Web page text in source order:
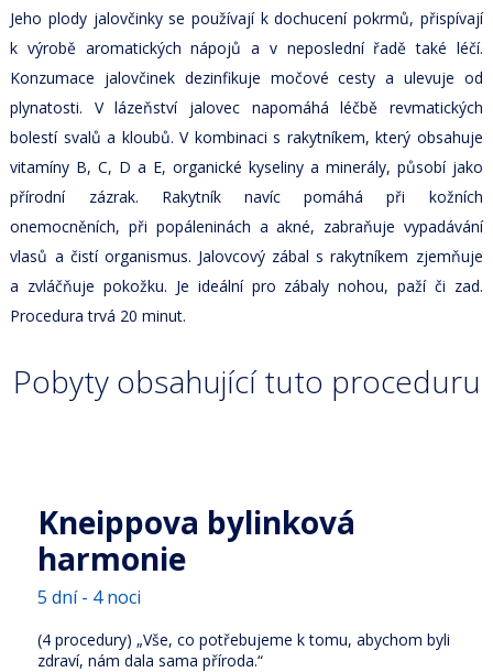
Jeho plody jalovčinky se používají k dochucení pokrmů, přispívají
k výrobě aromatických nápojů a v neposlední řadě také léčí.
Konzumace jalovčinek dezinfikuje močové cesty a ulevuje od
plynatosti. V lázeňství jalovec napomáhá léčbě revmatických
bolestí svalů a kloubů. V kombinaci s rakytníkem, který obsahuje
vitamíny B, C, D a E, organické kyseliny a minerály, působí jako
přírodní zázrak. Rakytník navíc pomáhá při kožních
onemocněních, při popáleninách a akné, zabraňuje vypadávání
vlasů a čistí organismus. Jalovcový zábal s rakytníkem zjemňuje
a zvláčňuje pokožku. Je ideální pro zábaly nohou, paží či zad.
Procedura trvá 20 minut.
Pobyty obsahující tuto proceduru
Kneippova bylinková
harmonie
5 dní - 4 noci
(4 procedury) „Vše, co potřebujeme k tomu, abychom byli
zdraví, nám dala sama příroda.“